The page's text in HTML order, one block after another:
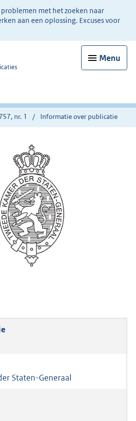
met het zoeken naar
aan een oplossing. Excuses voor
Menu
nr. 1 Informatie over publicatie
Staten-Generaal